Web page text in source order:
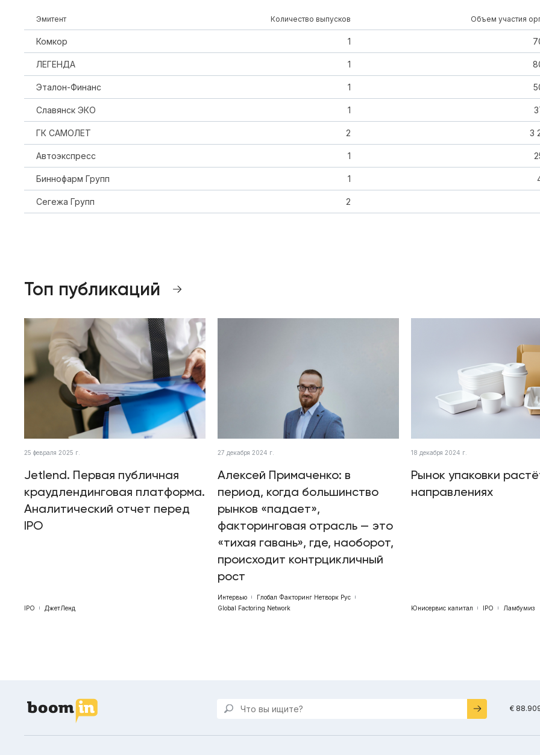
Эмитент Количество выпусков Объем участия
Комкор 1
ЛЕГЕНДА 1
Эталон-Финанс 1
Славянск ЭКО 1
ГК САМОЛЕТ 2 3
Автоэкспресс 1
Биннофарм Групп 1
Сегежа Групп 2
Топ публикаций
25 февраля 2025 г.
Jetlend. Первая публичная
краудлендинговая платформа.
Аналитический отчет перед
IPO
IPO ДжетЛенд
27 декабря 2024 г.
Алексей Примаченко: в
период, когда большинство
рынков «падает»,
факторинговая отрасль — это
«тихая гавань», где, наоборот,
происходит контрцикличный
рост
Интервью
Глобал Факторинг Нетворк Рус
Global Factoring Network
18 декабря 2024 г.
Рынок упаковки
направлениях
Юнисервис капитал IPO Ламбумиз
€